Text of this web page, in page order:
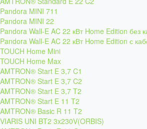
Pandora MINI 711
Pandora MINI 22
Pandora Wall-E AC 22 кВт Home Edition без
Pandora Wall-E AC 22 кВт Home Edition с
TOUCH Home Mini
TOUCH Home Max
AMTRON® Start E 3,7 C1
AMTRON® Start E 3,7 C2
AMTRON® Start E 3,7 T2
AMTRON® Start E 11 T2
AMTRON® Basic R 11 T2
VIARIS UNI BT2 3x230V(ORBIS)